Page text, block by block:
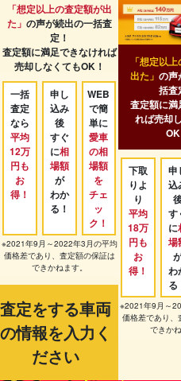
「想定以上の査定額が出
た」 の声が続出の一括査
定！
査定額に満足できなければ
売却しなくてもOK！
一括
査定
なら
平均
12万
円も
お
得！
申し
込み
後
すぐ
に相
場額
が
わか
る！
WEB
で簡
単に
愛車
の相
場額
を
チェ
ッ
ク！
※2021年9月～2022年3月の平均
価格差であり、査定額の保証は
できかねます。
査定をする車両
の情報を入力く
ださい
「想定以
出た」 の声
括査
査定額に
れば売却
OK
下取
りよ
り
平均
18万
円も
お
得！
申
込
す
に
場
わ
る
※2021年9月～
価格差であり、
できかね